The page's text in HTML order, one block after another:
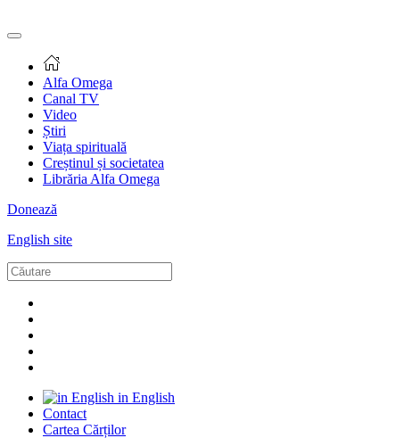
Alfa Omega
Canal TV
Video
Știri
Viața spirituală
Creștinul și societatea
Librăria Alfa Omega
Donează
English site
in English
Contact
Cartea Cărților